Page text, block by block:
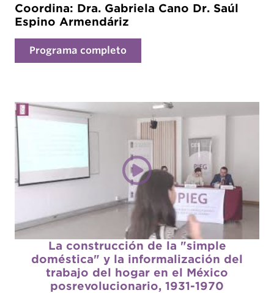
Coordina: Dra. Gabriela Cano Dr. Saúl
Espino Armendáriz
Programa completo
La construcción de la "simple
doméstica" y la informalización del
trabajo del hogar en el México
posrevolucionario, 1931-1970